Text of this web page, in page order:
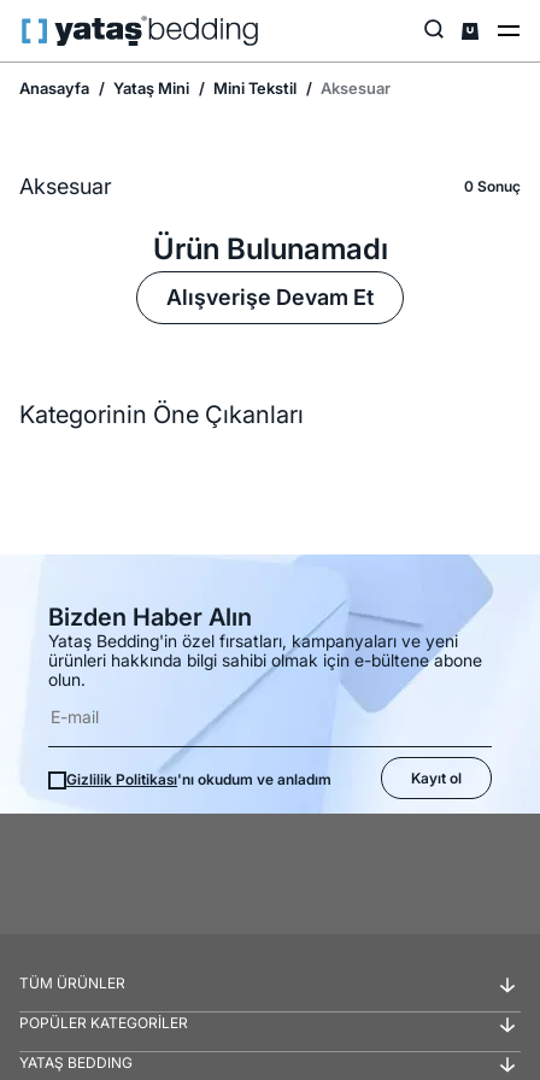
Anasayfa Yataş Mini Mini Tekstil Aksesuar
Aksesuar 0 Sonuç
Ürün Bulunamadı
Alışverişe Devam Et
Kategorinin Öne Çıkanları
Bizden Haber Alın
Yataş Bedding'in özel fırsatları, kampanyaları ve yeni
ürünleri hakkında bilgi sahibi olmak için e-bültene abone
olun.
Gizlilik Politikası'nı okudum ve anladım Kayıt ol
TÜM ÜRÜNLER
POPÜLER KATEGORİLER
YATAŞ BEDDING